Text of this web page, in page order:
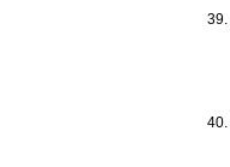
39.
40.